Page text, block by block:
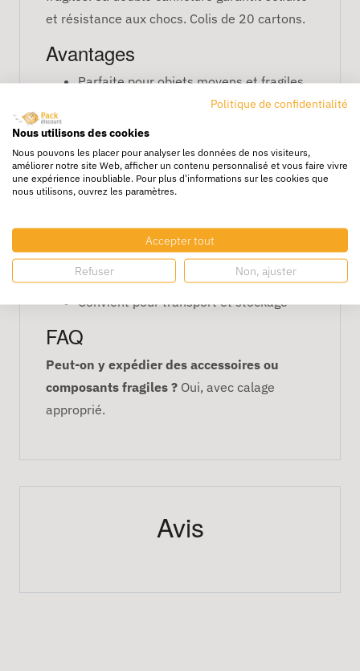
et résistance aux chocs. Colis de 20 cartons.
Avantages
Parfaite pour objets moyens et fragiles
Empilable pour rangement pratique
Robuste et durable grâce à la double
cannelure
Recyclable et respectueuse de
l’environnement
Caractéristiques
Dimensions : 31 x 22 x 30 cm
Double cannelure renforcée
Convient pour transport et stockage
FAQ
Peut-on y expédier des accessoires ou
composants fragiles ? Oui, avec calage
approprié.
Avis
Politique de confidentialité
Nous utilisons des cookies
Nous pouvons les placer pour analyser les données de nos visiteurs,
améliorer notre site Web, afficher un contenu personnalisé et vous faire vivre
une expérience inoubliable. Pour plus d'informations sur les cookies que
nous utilisons, ouvrez les paramètres.
Accepter tout
Refuser Non, ajuster